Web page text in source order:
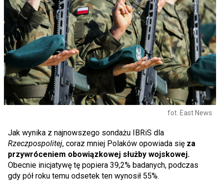
fot. East News
Jak wynika z najnowszego sondażu IBRiS dla
Rzeczpospolitej, coraz mniej Polaków opowiada się za
przywróceniem obowiązkowej służby wojskowej.
Obecnie inicjatywę tę popiera 39,2% badanych, podczas
gdy pół roku temu odsetek ten wynosił 55%.